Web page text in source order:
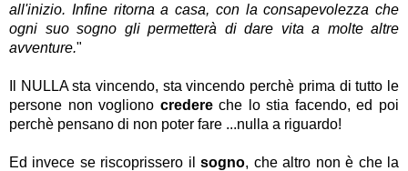
all'inizio. Infine ritorna a casa, con la consapevolezza che
ogni suo sogno gli permetterà di dare vita a molte altre
avventure."
Il NULLA sta vincendo, sta vincendo perchè prima di tutto le
persone non vogliono credereche lo stia facendo, ed poi
perchè pensano di non poter fare ...nulla a riguardo!
Ed invece se riscoprissero ilsogno, che altro non è che la